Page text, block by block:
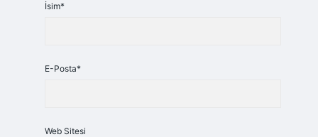
İsim*
E-Posta*
Web Sitesi